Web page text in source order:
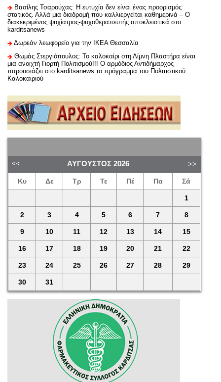
Βασίλης Τσαρούχας: Η ευτυχία δεν είναι ένας προορισμός
στατικός. Αλλά μια διαδρομή που καλλιεργείται καθημερινά – Ο
διακεκριμένος ψυχίατρος-ψυχοθεραπευτής αποκλειστικά στο
karditsanews
Δωρεάν λεωφορείο για την ΙΚΕΑ Θεσσαλία
Θωμάς Στεργιόπουλος: Το καλοκαίρι στη Λίμνη Πλαστήρα είναι
μια ανοιχτή Γιορτή Πολιτισμού!!! Ο αρμόδιος Αντιδήμαρχος
παρουσιάζει στο karditsanews το πρόγραμμα του Πολιτιστικού
Καλοκαιριού
ΑΎΓΟΥΣΤΟΣ 2026
Κυ Δε Τρ Τε Πέ Πα Σά
1
2 3 4 5 6 7 8
9 10 11 12 13 14 15
16 17 18 19 20 21 22
23 24 25 26 27 28 29
30 31